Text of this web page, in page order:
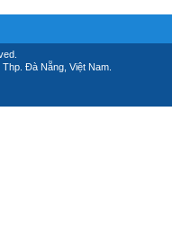
Đà Nẵng, Việt Nam.